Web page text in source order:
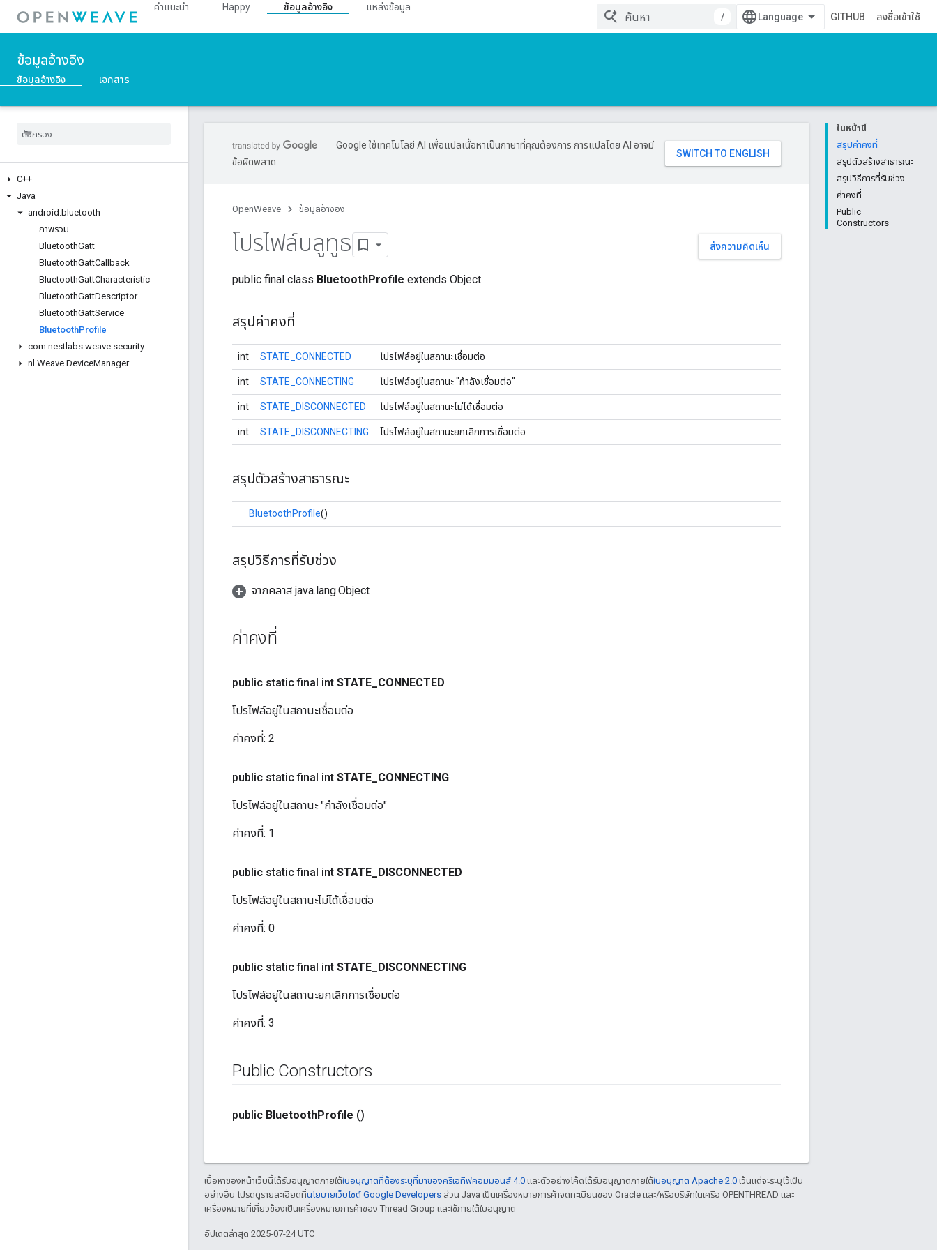
คำแนะนำ Happy ข้อมูลอ้างอิง
แหล่งข้อมูล
/
GITHUB ลงชื่อเข้าใช้
ข้อมูลอ้างอิง
ข้อมูลอ้างอิง เอกสาร
C++
Java
android .bluetooth
ภาพรวม
BluetoothGatt
BluetoothGattCallback
BluetoothGattCharacteristic
BluetoothGattDescriptor
BluetoothGattService
BluetoothProfile
com.nestlabs.weave.security
nl .Weave.DeviceManager
ในหน้านี้
สรุปค่าคงที่
สรุปตัวสร้างสาธารณะ
สรุปวิธีการที่รับช่วง
ค่าคงที่
Public
Constructors
Google ใช้เทคโนโลยี AI เพื่อแปลเนื้อหาเป็นภาษาที่คุณต้องการ การแปลโดย AI อาจมี
ข้อผิดพลาด
OpenWeave ข้อมูลอ้างอิง
ส่งความคิดเห็น
โปรไฟล์บลูทูธ
public final class BluetoothProfile extends Object
สรุปค่าคงที่
int STATE_CONNECTED โปรไฟล์อยู่ในสถานะเชื่อมต่อ
int STATE_CONNECTING โปรไฟล์อยู่ในสถานะ "กำลังเชื่อมต่อ"
int STATE_DISCONNECTED โปรไฟล์อยู่ในสถานะไม่ได้เชื่อมต่อ
int STATE_DISCONNECTING โปรไฟล์อยู่ในสถานะยกเลิกการเชื่อมต่อ
สรุปตัวสร้างสาธารณะ
BluetoothProfile()
สรุปวิธีการที่รับช่วง
จากคลาส java.lang.Object
ค่าคงที่
public static final int STATE CONNECTED
โปรไฟล์อยู่ในสถานะเชื่อมต่อ
ค่าคงที่: 2
public static final int STATE CONNECTING
โปรไฟล์อยู่ในสถานะ "กำลังเชื่อมต่อ"
ค่าคงที่: 1
public static final int STATE DISCONNECTED
โปรไฟล์อยู่ในสถานะไม่ได้เชื่อมต่อ
ค่าคงที่: 0
public static final int STATE DISCONNECTING
โปรไฟล์อยู่ในสถานะยกเลิกการเชื่อมต่อ
ค่าคงที่: 3
Public Constructors
public BluetoothProfile ()
เนื้อหาของหน้าเว็บนี้ได้รับอนุญาตภายใต้ใบอนุญาตที่ต้องระบุที่มาของครีเอทีฟคอมมอนส์ 4.0 และตัวอย่างโค้ดได้รับอนุญาตภายใต้ใบอนุญาต Apache 2.0 เว้นแต่จะระบุไว้เป็น
อย่างอื่น โปรดดูรายละเอียดที่นโยบายเว็บไซต์ Google Developers ส่วน Java เป็นเครื่องหมายการค้าจดทะเบียนของ Oracle และ/หรือบริษัทในเครือ OPENTHREAD และ
เครื่องหมายที่เกี่ยวข้องเป็นเครื่องหมายการค้าของ Thread Group และใช้ภายใต้ใบอนุญาต
อัปเดตล่าสุด 2025-07-24 UTC